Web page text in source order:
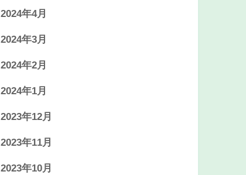
2024年4月
2024年3月
2024年2月
2024年1月
2023年12月
2023年11月
2023年10月